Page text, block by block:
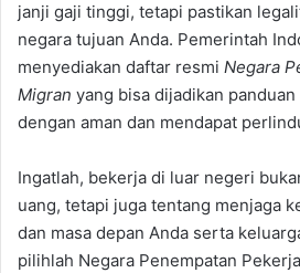
janji gaji tinggi, tetapi pastikan
negara tujuan Anda. Pemerintah
menyediakan daftar resmi Negara
Migran yang bisa dijadikan
dengan aman dan mendapat
Ingatlah, bekerja di luar negeri
uang, tetapi juga tentang menjaga
dan masa depan Anda serta
pilihlah Negara Penempatan